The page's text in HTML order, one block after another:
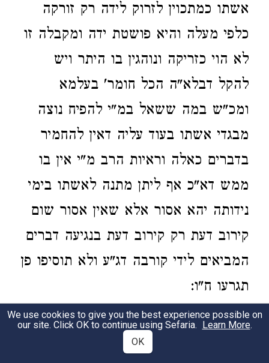
אשתו כמתכוין לזרוק לידה רק זורקה
כלפי מעלה והיא פושטת ידה ומקבלה זו
לא הוי כזריקה ונוהגין בו היתר ויש
להקל דבלא"ה הכל חומר' בעלמא
ומכ"ש במה ששאל במ"י להפיח נוצה
מבגדי אשתו בעוד עליה דאין להחמיר
בדברים כאלה וראיות הרב מ"י אין בו
ממש דא"כ אף ליתן מתנה לאשתו בימי
נידותה יהא אסור אלא שאין אסור שום
קירוב דעת רק קירוב דעת בנגיעה דברים
המביאים לידי קורבה דג"ע ולא תוסיפו פן
תגרעו ח"ו:
לא יאכל י"א שאסור לו לאכול משיורי
מאכל שלה כמו שאסור לשתות וכו'
We use cookies to give you the best experience possible on
our site. Click OK to continue using Sefaria. Learn More.
OK